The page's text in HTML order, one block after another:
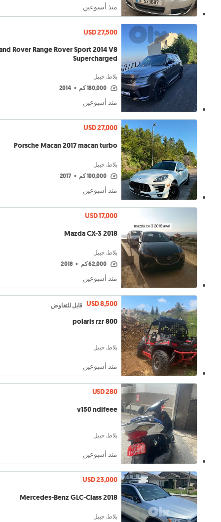
منذ أسبوعين
USD 27,500
Rover Range Rover Sport 2014 V8
Supercharged
بلاط, جبيل
180,000 كم •
2014
منذ أسبوعين
USD 27,000
Porsche Macan 2017 macan turbo
بلاط, جبيل
100,000 كم •
2017
منذ أسبوعين
USD 17,000
Mazda CX-3 2018
بلاط, جبيل
62,000 كم •
2018
منذ أسبوعين
USD 8,500 قابل للتفاوض
polaris rzr 800
بلاط, جبيل
منذ أسبوعين
USD 280
v150 ndifeee
بلاط, جبيل
منذ أسبوعين
USD 23,000
Mercedes-Benz GLC-Class 2018
بلاط, جبيل